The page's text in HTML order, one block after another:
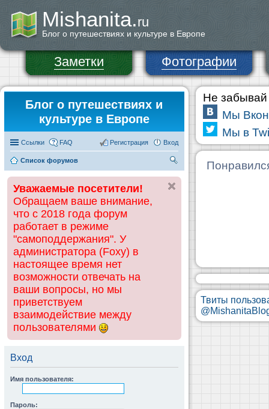
Mishanita.ru
Блог о путешествиях и культуре в Европе
Заметки Фотографии
Блог о путешествиях и
культуре в Европе
Ссылки FAQ Вход
Регистрация
Список форумов
ск
Уважаемые посетители!
Обращаем ваше внимание,
что с 2018 года форум
работает в режиме
"самоподдержания". У
администратора (Foxy) в
настоящее время нет
возможности отвечать на
ваши вопросы, но мы
приветствуем
взаимодействие между
пользователями
Вход
Имя пользователя:
Пароль:
Не забывай
Мы
Мы в
Твиты